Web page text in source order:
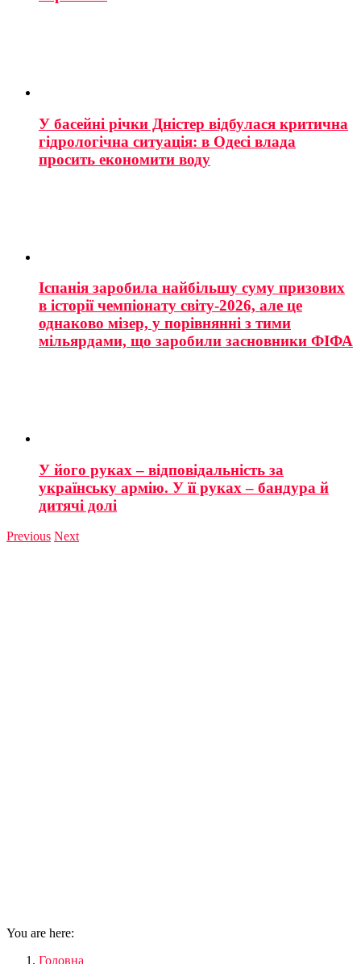
У басейні річки Дністер відбулася критична
гідрологічна ситуація: в Одесі влада
просить економити воду
Іспанія заробила найбільшу суму призових
в історії чемпіонату світу-2026, але це
однаково мізер, у порівнянні з тими
мільярдами, що заробили засновники ФІФА
У його руках – відповідальність за
українську армію. У її руках – бандура й
дитячі долі
Previous Next
You are here:
Головна